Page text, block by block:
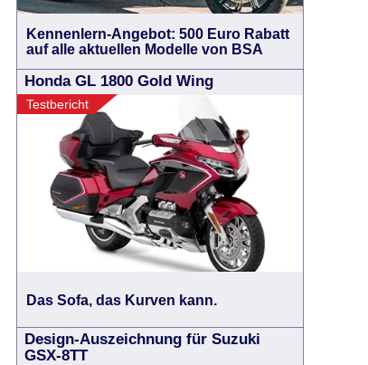
Kennenlern-Angebot: 500 Euro Rabatt
auf alle aktuellen Modelle von BSA
Honda GL 1800 Gold Wing
Testbericht
Das Sofa, das Kurven kann.
Design-Auszeichnung für Suzuki
GSX-8TT